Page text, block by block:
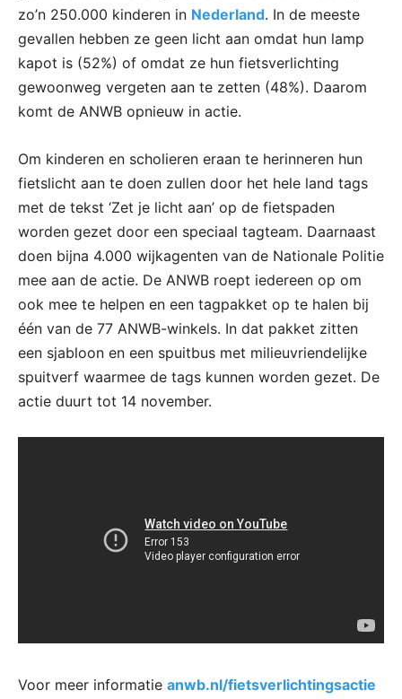
zo’n 250.000 kinderen in Nederland. In de meeste
gevallen hebben ze geen licht aan omdat hun lamp
kapot is (52%) of omdat ze hun fietsverlichting
gewoonweg vergeten aan te zetten (48%). Daarom
komt de ANWB opnieuw in actie.
Om kinderen en scholieren eraan te herinneren hun
fietslicht aan te doen zullen door het hele land tags
met de tekst ‘Zet je licht aan’ op de fietspaden
worden gezet door een speciaal tagteam. Daarnaast
doen bijna 4.000 wijkagenten van de Nationale Politie
mee aan de actie. De ANWB roept iedereen op om
ook mee te helpen en een tagpakket op te halen bij
één van de 77 ANWB-winkels. In dat pakket zitten
een sjabloon en een spuitbus met milieuvriendelijke
spuitverf waarmee de tags kunnen worden gezet. De
actie duurt tot 14 november.
Voor meer informatie anwb.nl/fietsverlichtingsactie